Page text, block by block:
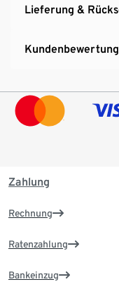
Lieferung &
Zahlung
Rechnung
Ratenzahlung
Bankeinzug